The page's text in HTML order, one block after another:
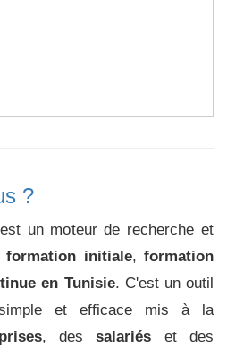
?
un moteur de recherche et
formation initiale,formation
en Tunisie. C'est un outil
et efficace mis à la
, dessalariés et des